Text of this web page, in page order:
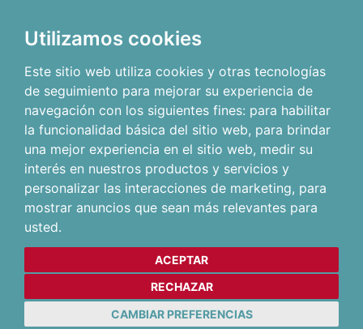
Utilizamos cookies
Este sitio web utiliza cookies y otras tecnologías
de seguimiento para mejorar su experiencia de
navegación con los siguientes fines: para habilitar
la funcionalidad básica del sitio web, para brindar
una mejor experiencia en el sitio web, medir su
interés en nuestros productos y servicios y
personalizar las interacciones de marketing, para
mostrar anuncios que sean más relevantes para
usted.
ACEPTAR
RECHAZAR
CAMBIAR PREFERENCIAS